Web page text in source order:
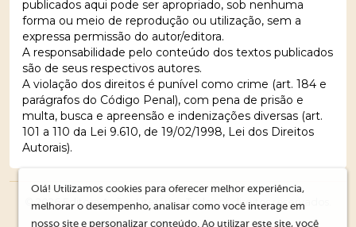
publicados aqui pode ser apropriado, sob nenhuma
forma ou meio de reprodução ou utilização, sem a
expressa permissão do autor/editora.
A responsabilidade pelo conteúdo dos textos publicados
são de seus respectivos autores.
A violação dos direitos é punível como crime (art. 184 e
parágrafos do Código Penal), com pena de prisão e
multa, busca e apreensão e indenizações diversas (art.
101 a 110 da Lei 9.610, de 19/02/1998, Lei dos Direitos
Autorais).
© 2026 Editora Ações Literárias. Todos os direitos reservados.
Olá! Utilizamos cookies para oferecer melhor experiência,
melhorar o desempenho, analisar como você interage em
nosso site e personalizar conteúdo. Ao utilizar este site, você